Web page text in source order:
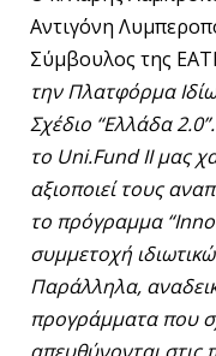
Αντιγόνη
Σύμβουλος της
την Πλατφόρμα
Σχέδιο “Ελλάδα
το Uni.Fund II μας
αξιοποιεί τους
το πρόγραμμα
συμμετοχή
Παράλληλα,
προγράμματα που